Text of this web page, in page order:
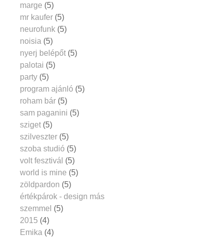
marge (5)
mr kaufer (5)
neurofunk (5)
noisia (5)
nyerj belépőt (5)
palotai (5)
party (5)
program ajánló (5)
roham bár (5)
sam paganini (5)
sziget (5)
szilveszter (5)
szoba studió (5)
volt fesztivál (5)
world is mine (5)
zöldpardon (5)
értékpárok - design más
szemmel (5)
2015 (4)
Emika (4)